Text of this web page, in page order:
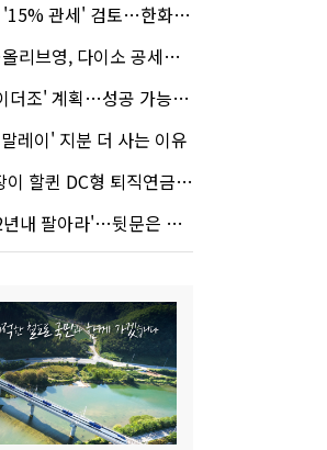
' 검토…한화큐셀·OCI 영향은?
이소 공세에 '가성비'로 맞불
' 계획…성공 가능성은 '글쎄'
레이' 지분 더 사는 이유
DC형 퇴직연금…전문가 조언은
팔아라'…뒷문은 열었다